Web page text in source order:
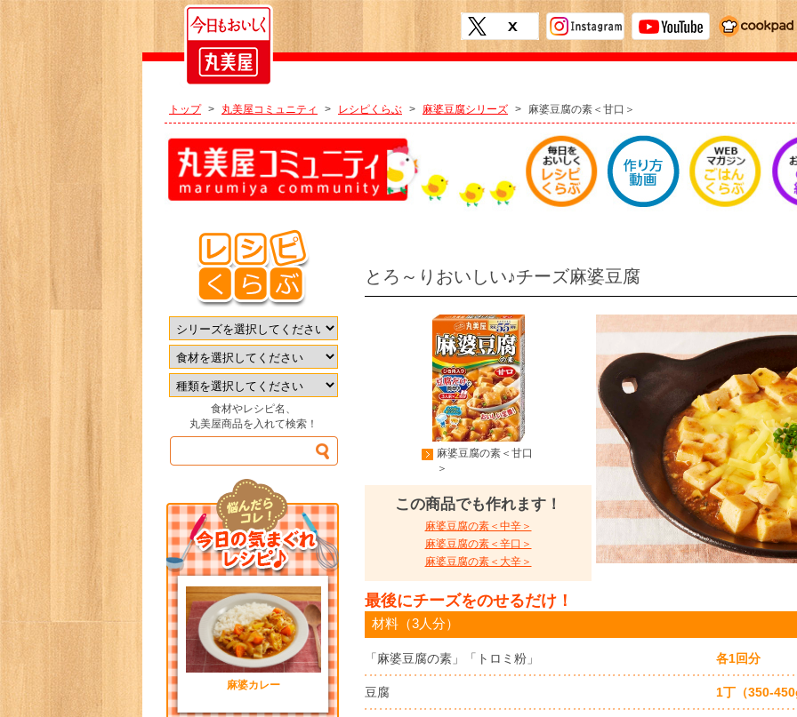
トップ > 丸美屋コミュニティ > レシピくらぶ > 麻婆豆腐シリーズ > 麻婆豆腐の素＜甘口＞
食材やレシピ名、
丸美屋商品を入れて検索！
麻婆カレー
とろ～りおいしい♪チーズ麻婆豆腐
麻婆豆腐の素＜甘口
＞
この商品でも作れます！
麻婆豆腐の素＜中辛＞
麻婆豆腐の素＜辛口＞
麻婆豆腐の素＜大辛＞
最後にチーズをのせるだけ！
材料（3人分）
「麻婆豆腐の素」「トロミ粉」 各1回分
豆腐 1丁（350-